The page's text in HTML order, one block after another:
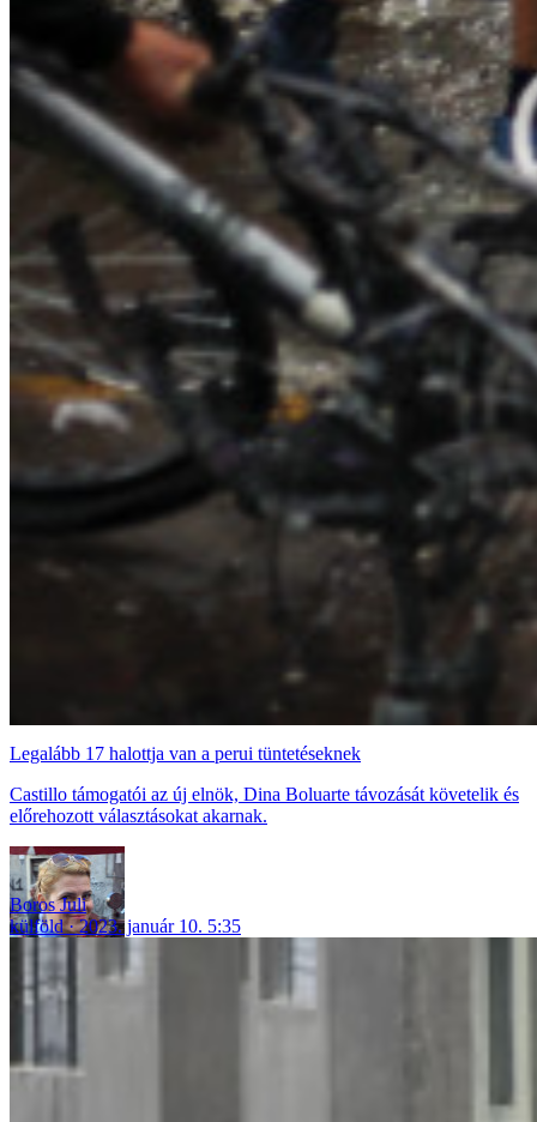
Legalább 17 halottja van a perui tüntetéseknek
Castillo támogatói az új elnök, Dina Boluarte távozását követelik és
előrehozott választásokat akarnak.
Boros Juli
külföld
2023. január 10. 5:35